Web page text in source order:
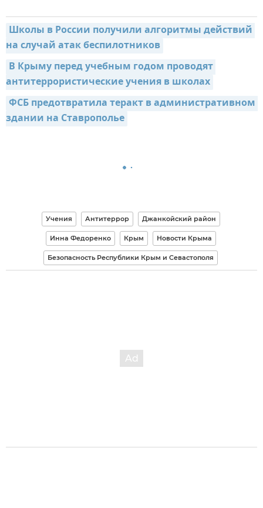
Школы в России получили алгоритмы действий
на случай атак беспилотников
В Крыму перед учебным годом проводят
антитеррористические учения в школах
ФСБ предотвратила теракт в административном
здании на Ставрополье
Учения Антитеррор Джанкойский район
Инна Федоренко Крым Новости Крыма
Безопасность Республики Крым и Севастополя